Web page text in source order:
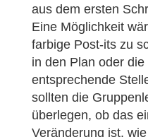
aus dem ersten
Eine Möglichkeit
farbige Post-its zu
in den Plan oder
entsprechende
sollten die
überlegen, ob das
Veränderung ist,